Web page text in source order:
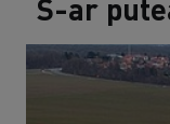
S-ar